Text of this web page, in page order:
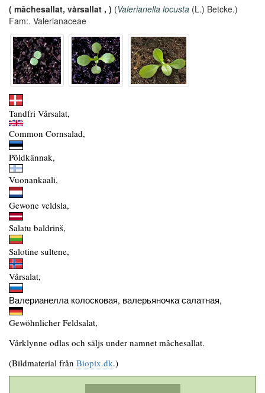
( mâchesallat, vårsallat , ) (Valerianella locusta (L.) Betcke.)
Fam:. Valerianaceae
Tandfri Vårsalat,
Common Cornsalad,
Põldkännak,
Vuonankaali,
Gewone veldsla,
Salatu baldrinš,
Salotine sultene,
Vårsalat,
Валерианелла колосковая, валерьяночка салатная,
Gewöhnlicher Feldsalat,
Vårklynne odlas och säljs under namnet mâchesallat.
(Bildmaterial från Biopix.dk.)